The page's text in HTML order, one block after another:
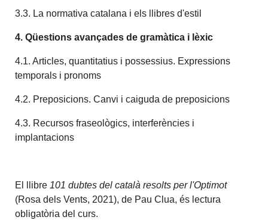
3.3. La normativa catalana i els llibres d'estil
4. Qüestions avançades de gramàtica i lèxic
4.1. Articles, quantitatius i possessius. Expressions
temporals i pronoms
4.2. Preposicions. Canvi i caiguda de preposicions
4.3. Recursos fraseològics, interferències i
implantacions
El llibre 101 dubtes del català resolts per l'Optimot
(Rosa dels Vents, 2021), de Pau Clua, és lectura
obligatòria del curs.